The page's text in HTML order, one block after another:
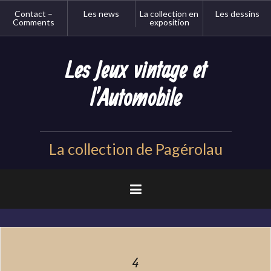
Contact –
Comments
Les news
La collection en
exposition
Les dessins
Les Jeux vintage et
l'Automobile
La collection de Pagérolau
4